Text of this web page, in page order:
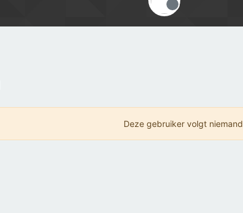
Offline
Deze gebruiker volgt